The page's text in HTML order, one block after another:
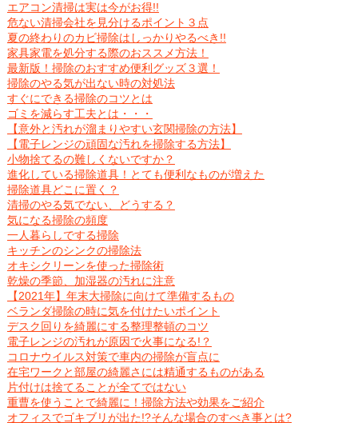
エアコン清掃は実は今がお得!!
危ない清掃会社を見分けるポイント３点
夏の終わりのカビ掃除はしっかりやるべき!!
家具家電を処分する際のおススメ方法！
最新版！掃除のおすすめ便利グッズ３選！
掃除のやる気が出ない時の対処法
すぐにできる掃除のコツとは
ゴミを減らす工夫とは・・・
【意外と汚れが溜まりやすい玄関掃除の方法】
【電子レンジの頑固な汚れを掃除する方法】
小物捨てるの難しくないですか？
進化している掃除道具！とても便利なものが増えた
掃除道具どこに置く？
清掃のやる気でない、どうする？
気になる掃除の頻度
一人暮らしでする掃除
キッチンのシンクの掃除法
オキシクリーンを使った掃除術
乾燥の季節、加湿器の汚れに注意
【2021年】年末大掃除に向けて準備するもの
ベランダ掃除の時に気を付けたいポイント
デスク回りを綺麗にする整理整頓のコツ
電子レンジの汚れが原因で火事になる!？
コロナウイルス対策で車内の掃除が盲点に
在宅ワークと部屋の綺麗さには精通するものがある
片付けは捨てることが全てではない
重曹を使うことで綺麗に！掃除方法や効果をご紹介
オフィスでゴキブリが出た!?そんな場合のすべき事とは?